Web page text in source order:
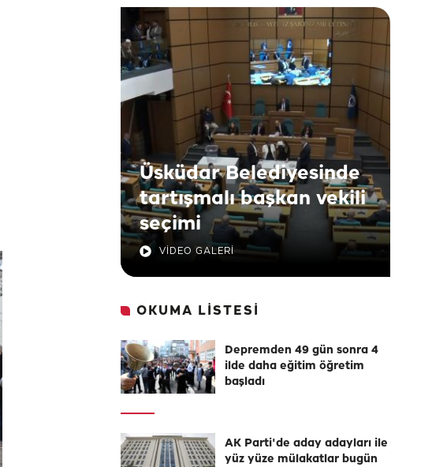
Üsküdar Belediyesinde
tartışmalı başkan vekili
seçimi
VİDEO GALERİ
OKUMA LİSTESİ
Depremden 49 gün sonra 4
ilde daha eğitim öğretim
başladı
AK Parti'de aday adayları ile
yüz yüze mülakatlar bugün